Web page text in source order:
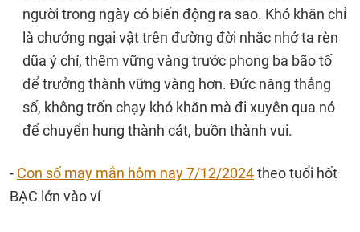
người trong ngày có biến động ra sao. Khó khăn chỉ
là chướng ngại vật trên đường đời nhắc nhở ta rèn
dũa ý chí, thêm vững vàng trước phong ba bão tố
để trưởng thành vững vàng hơn. Đức năng thắng
số, không trốn chạy khó khăn mà đi xuyên qua nó
để chuyển hung thành cát, buồn thành vui.
- Con số may mắn hôm nay 7/12/2024theo tuổi hốt
BẠC lớn vào ví